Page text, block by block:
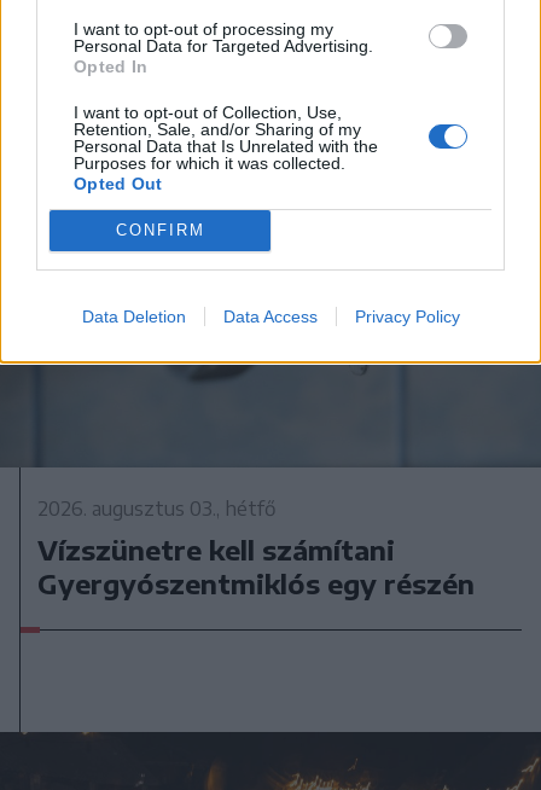
I want to opt-out of processing my
Personal Data for Targeted Advertising.
Opted In
I want to opt-out of Collection, Use,
Retention, Sale, and/or Sharing of my
Personal Data that Is Unrelated with the
Purposes for which it was collected.
Opted Out
CONFIRM
Data Deletion Data Access Privacy Policy
Gyergyószentmiklóson
2026. augusztus 03., hétfő
Vízszünetre kell számítani
Gyergyószentmiklós egy részén